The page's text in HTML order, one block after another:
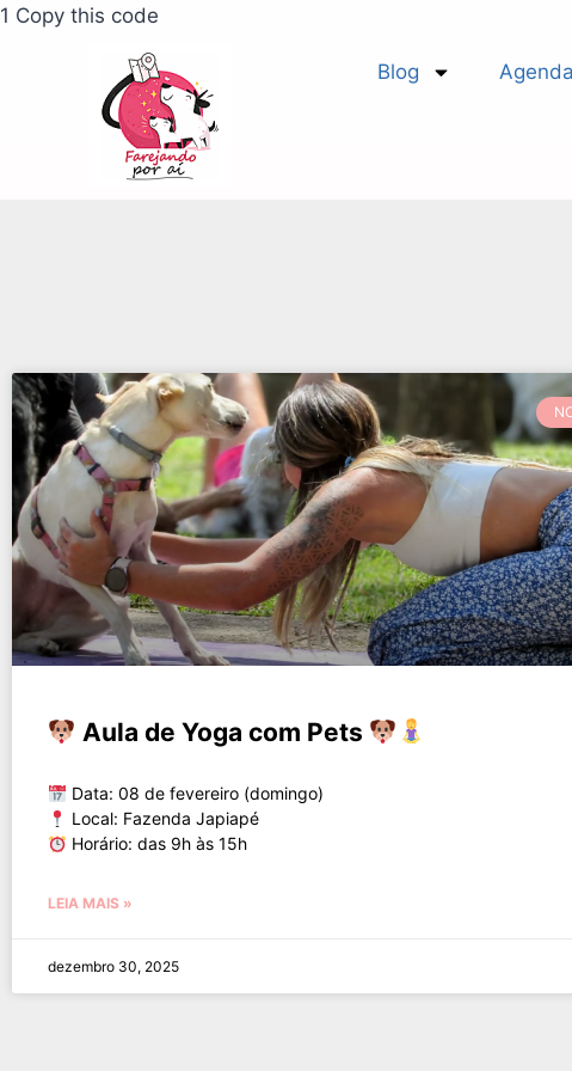
1 Copy this code
Blog
Aula de Yoga com Pets
Data: 08 de fevereiro (domingo)
Local: Fazenda Japiapé
Horário: das 9h às 15h
LEIA MAIS »
dezembro 30, 2025